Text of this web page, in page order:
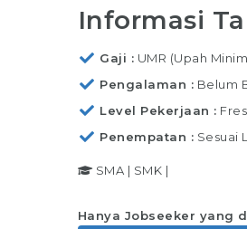
Informasi
Gaji
UMR (Upah
Pengalaman
Belum
Level Pekerjaan
Penempatan
Sesuai
SMA | SMK |
Hanya Jobseeker yang